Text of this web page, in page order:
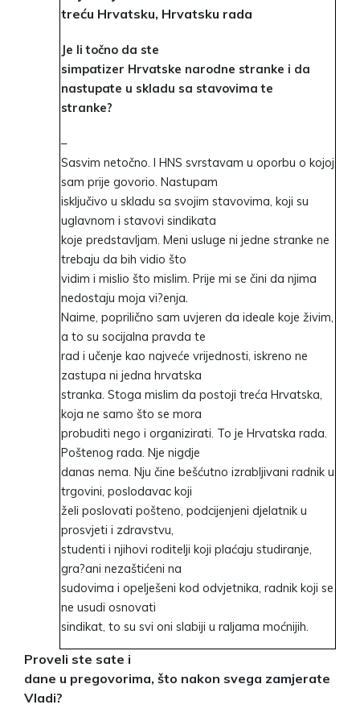
treću Hrvatsku, Hrvatsku rada
Je li točno da ste
simpatizer Hrvatske narodne stranke i da
nastupate u skladu sa stavovima te
stranke?
–
Sasvim netočno. I HNS svrstavam u oporbu o kojoj
sam prije govorio. Nastupam
isključivo u skladu sa svojim stavovima, koji su
uglavnom i stavovi sindikata
koje predstavljam. Meni usluge ni jedne stranke ne
trebaju da bih vidio što
vidim i mislio što mislim. Prije mi se čini da njima
nedostaju moja vi?enja.
Naime, poprilično sam uvjeren da ideale koje živim,
a to su socijalna pravda te
rad i učenje kao najveće vrijednosti, iskreno ne
zastupa ni jedna hrvatska
stranka. Stoga mislim da postoji treća Hrvatska,
koja ne samo što se mora
probuditi nego i organizirati. To je Hrvatska rada.
Poštenog rada. Nje nigdje
danas nema. Nju čine bešćutno izrabljivani radnik u
trgovini, poslodavac koji
želi poslovati pošteno, podcijenjeni djelatnik u
prosvjeti i zdravstvu,
studenti i njihovi roditelji koji plaćaju studiranje,
gra?ani nezaštićeni na
sudovima i opelješeni kod odvjetnika, radnik koji se
ne usudi osnovati
sindikat, to su svi oni slabiji u raljama moćnijih.
Proveli ste sate i
dane u pregovorima, što nakon svega zamjerate
Vladi?